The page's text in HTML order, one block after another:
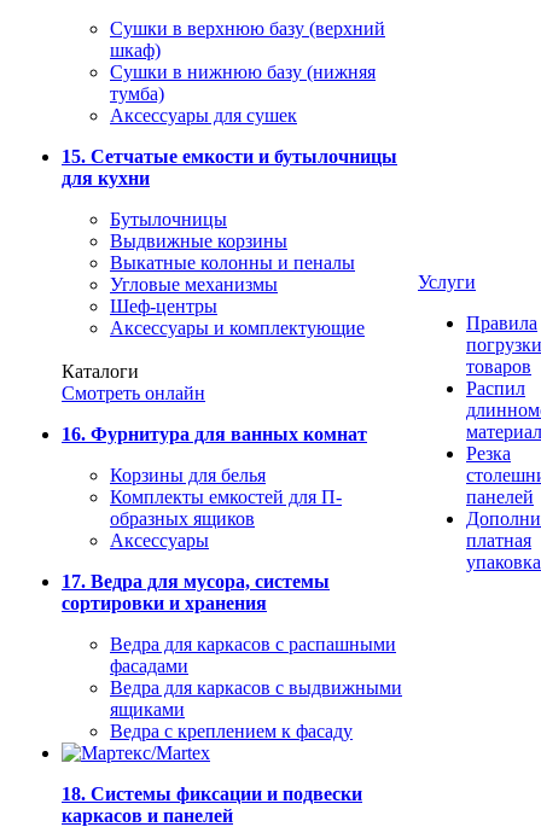
Сушки в верхнюю базу (верхний
шкаф)
Сушки в нижнюю базу (нижняя
тумба)
Аксессуары для сушек
15. Сетчатые емкости и бутылочницы
для кухни
Бутылочницы
Выдвижные корзины
Выкатные колонны и пеналы
Угловые механизмы
Шеф-центры
Аксессуары и комплектующие
Каталоги
Смотреть онлайн
16. Фурнитура для ванных комнат
Корзины для белья
Комплекты емкостей для П-
образных ящиков
Аксессуары
17. Ведра для мусора, системы
сортировки и хранения
Ведра для каркасов с распашными
фасадами
Ведра для каркасов с выдвижными
ящиками
Ведра с креплением к фасаду
18. Системы фиксации и подвески
каркасов и панелей
Услуги
Правила
погрузки
товаров
Распил
Резка
панелей
платная
упаковка